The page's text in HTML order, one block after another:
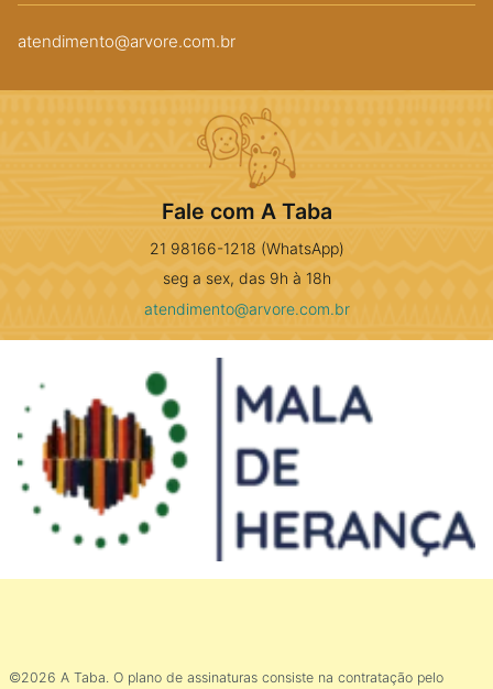
atendimento@arvore.com.br
Fale com A Taba
21 98166-1218 (WhatsApp)
seg a sex, das 9h à 18h
atendimento@arvore.com.br
©2026 A Taba. O plano de assinaturas consiste na contratação pelo